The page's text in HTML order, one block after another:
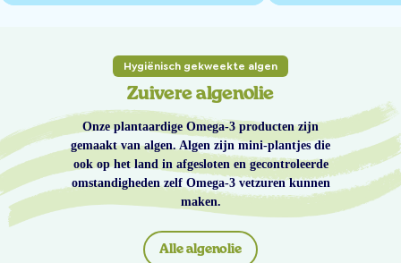
Hygiënisch gekweekte algen
Zuivere algenolie
Onze plantaardige Omega-3 producten zijn
gemaakt van algen. Algen zijn mini-plantjes die
ook op het land in afgesloten en gecontroleerde
omstandigheden zelf Omega-3 vetzuren kunnen
maken.
Alle algenolie